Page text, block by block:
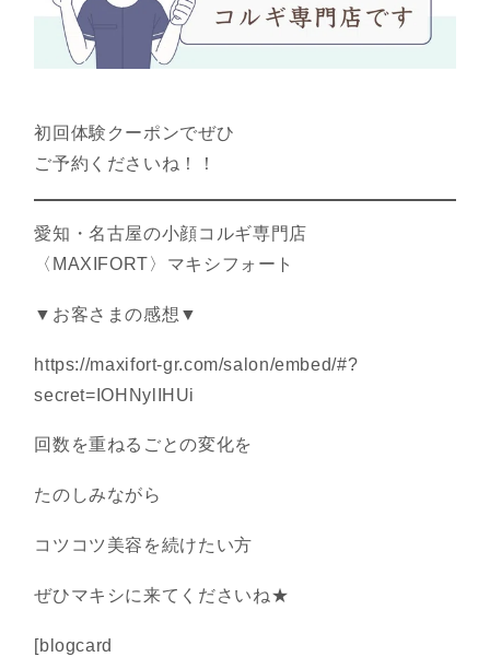
初回体験クーポンでぜひ
ご予約くださいね！！
愛知・名古屋の小顔コルギ専門店
〈MAXIFORT〉マキシフォート
▼お客さまの感想▼
https://maxifort-gr.com/salon/embed/#?
secret=IOHNylIHUi
回数を重ねるごとの変化を
たのしみながら
コツコツ美容を続けたい方
ぜひマキシに来てくださいね★
[blogcard